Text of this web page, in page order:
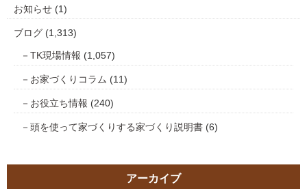
お知らせ (1)
ブログ (1,313)
TK現場情報 (1,057)
お家づくりコラム (11)
お役立ち情報 (240)
頭を使って家づくりする家づくり説明書 (6)
アーカイブ